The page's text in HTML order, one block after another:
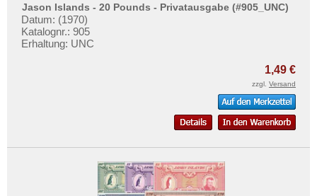
Jason Islands - 20 Pounds - Privatausgabe (#905_UNC)
Datum: (1970)
Katalognr.: 905
Erhaltung: UNC
1,49 €
zzgl. Versand